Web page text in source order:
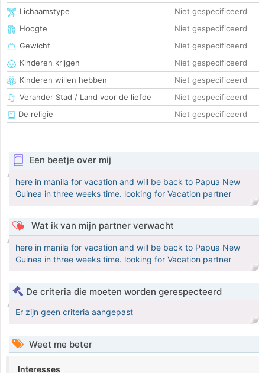
Lichaamstype
Niet gespecificeerd
Hoogte
Niet gespecificeerd
Gewicht
Niet gespecificeerd
Kinderen krijgen
Niet gespecificeerd
Kinderen willen hebben
Niet gespecificeerd
Verander Stad / Land voor de liefde
Niet gespecificeerd
De religie
Niet gespecificeerd
Een beetje over mij
here in manila for vacation and will be back to Papua New
Guinea in three weeks time. looking for Vacation partner
Wat ik van mijn partner verwacht
here in manila for vacation and will be back to Papua New
Guinea in three weeks time. looking for Vacation partner
De criteria die moeten worden gerespecteerd
Er zijn geen criteria aangepast
Weet me beter
Interesses